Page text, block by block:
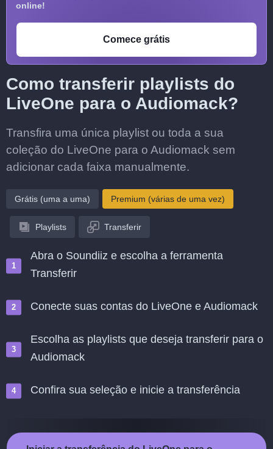
online!
Comece grátis
Como transferir playlists do
LiveOne para o Audiomack?
Transfira uma única playlist ou toda a sua
coleção do LiveOne para o Audiomack sem
adicionar cada faixa manualmente.
Grátis (uma a uma) Premium (várias de uma vez)
Playlists Transferir
Abra o Soundiiz e escolha a ferramenta
Transferir
Conecte suas contas do LiveOne e Audiomack
Escolha as playlists que deseja transferir para o
Audiomack
Confira sua seleção e inicie a transferência